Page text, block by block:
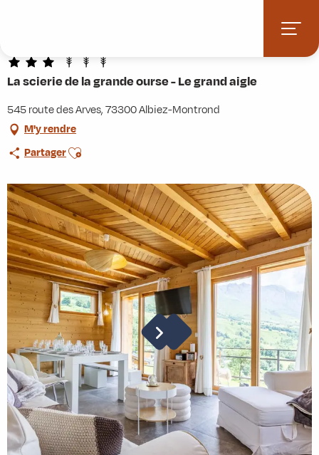
principal
La scierie de la grande ourse - Le grand aigle
545 route des Arves, 73300 Albiez-Montrond
M'y rendre
PartagerAjouter aux favoris